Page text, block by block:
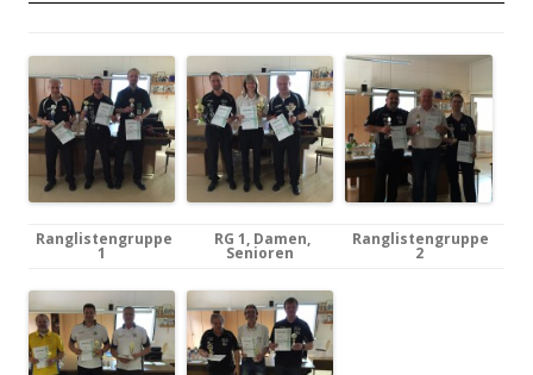
Ranglistengruppe
1
RG 1, Damen,
Senioren
Ranglistengruppe
2